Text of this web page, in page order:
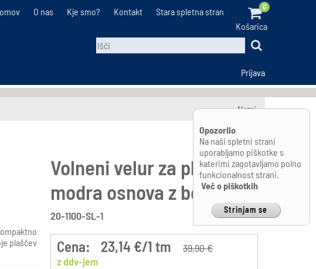
Opozorilo
Na naši spletni strani
uporabljamo piškotke s
katerimi zagotavljamo polno
funkcionalnost strani.
Več o piškotkih
Strinjam se
Košarica
0
O nas Kje smo? Kontakt Stara spletna stran
Prijava
Nazaj
Volneni velur za plašč-
modra osnova z borduro
20-1100-SL-1
plaščev
Cena:
z ddv-jem
23,14 €/1 tm 39,90 €